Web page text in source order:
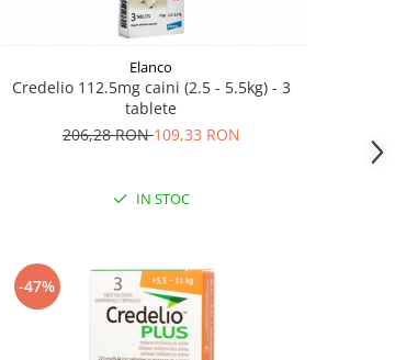
Elanco
Credelio 112.5mg caini (2.5 - 5.5kg) - 3
tablete
206,28 RON109,33 RON
IN STOC
-47%